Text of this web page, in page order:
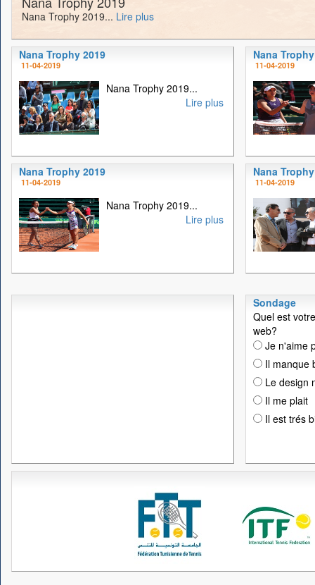
Nana Trophy 2019... Lire plus
Nana Trophy 2019
11-04-2019
Nana Trophy 2019...
Lire plus
Nana
11-04-2019
Nana Trophy 2019
11-04-2019
Nana Trophy 2019...
Lire plus
Nana
11-04-2019
Sondage
Quel est
web?
Je n'aime
Il manque
Le design
Il me plait
Il est trés